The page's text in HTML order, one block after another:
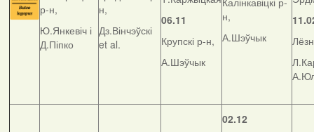
р-н,
Ю.Янкевіч і
Д.Піпко
н,
Дз.Вінчэўскі
et al.
06.11
Крупскі р-н,
А.Шэўчык
н,
А.Шэўчык
02.12